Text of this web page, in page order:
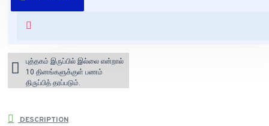
for orders above ₹1000 within
புத்தகம் இருப்பில் இல்லை என்றால்
10 தினங்களுக்குள் பணம்
திருப்பித் தரப்படும்.
DESCRIPTION